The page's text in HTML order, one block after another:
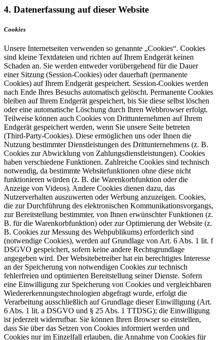
4. Datenerfassung auf dieser Website
Cookies
Unsere Internetseiten verwenden so genannte „Cookies“. Cookies
sind kleine Textdateien und richten auf Ihrem Endgerät keinen
Schaden an. Sie werden entweder vorübergehend für die Dauer
einer Sitzung (Session-Cookies) oder dauerhaft (permanente
Cookies) auf Ihrem Endgerät gespeichert. Session-Cookies werden
nach Ende Ihres Besuchs automatisch gelöscht. Permanente Cookies
bleiben auf Ihrem Endgerät gespeichert, bis Sie diese selbst löschen
oder eine automatische Löschung durch Ihren Webbrowser erfolgt.
Teilweise können auch Cookies von Drittunternehmen auf Ihrem
Endgerät gespeichert werden, wenn Sie unsere Seite betreten
(Third-Party-Cookies). Diese ermöglichen uns oder Ihnen die
Nutzung bestimmter Dienstleistungen des Drittunternehmens (z. B.
Cookies zur Abwicklung von Zahlungsdienstleistungen). Cookies
haben verschiedene Funktionen. Zahlreiche Cookies sind technisch
notwendig, da bestimmte Websitefunktionen ohne diese nicht
funktionieren würden (z. B. die Warenkorbfunktion oder die
Anzeige von Videos). Andere Cookies dienen dazu, das
Nutzerverhalten auszuwerten oder Werbung anzuzeigen. Cookies,
die zur Durchführung des elektronischen Kommunikationsvorgangs,
zur Bereitstellung bestimmter, von Ihnen erwünschter Funktionen (z.
B. für die Warenkorbfunktion) oder zur Optimierung der Website (z.
B. Cookies zur Messung des Webpublikums) erforderlich sind
(notwendige Cookies), werden auf Grundlage von Art. 6 Abs. 1 lit. f
DSGVO gespeichert, sofern keine andere Rechtsgrundlage
angegeben wird. Der Websitebetreiber hat ein berechtigtes Interesse
an der Speicherung von notwendigen Cookies zur technisch
fehlerfreien und optimierten Bereitstellung seiner Dienste. Sofern
eine Einwilligung zur Speicherung von Cookies und vergleichbaren
Wiedererkennungstechnologien abgefragt wurde, erfolgt die
Verarbeitung ausschließlich auf Grundlage dieser Einwilligung (Art.
6 Abs. 1 lit. a DSGVO und § 25 Abs. 1 TTDSG); die Einwilligung
ist jederzeit widerrufbar. Sie können Ihren Browser so einstellen,
dass Sie über das Setzen von Cookies informiert werden und
Cookies nur im Einzelfall erlauben, die Annahme von Cookies für